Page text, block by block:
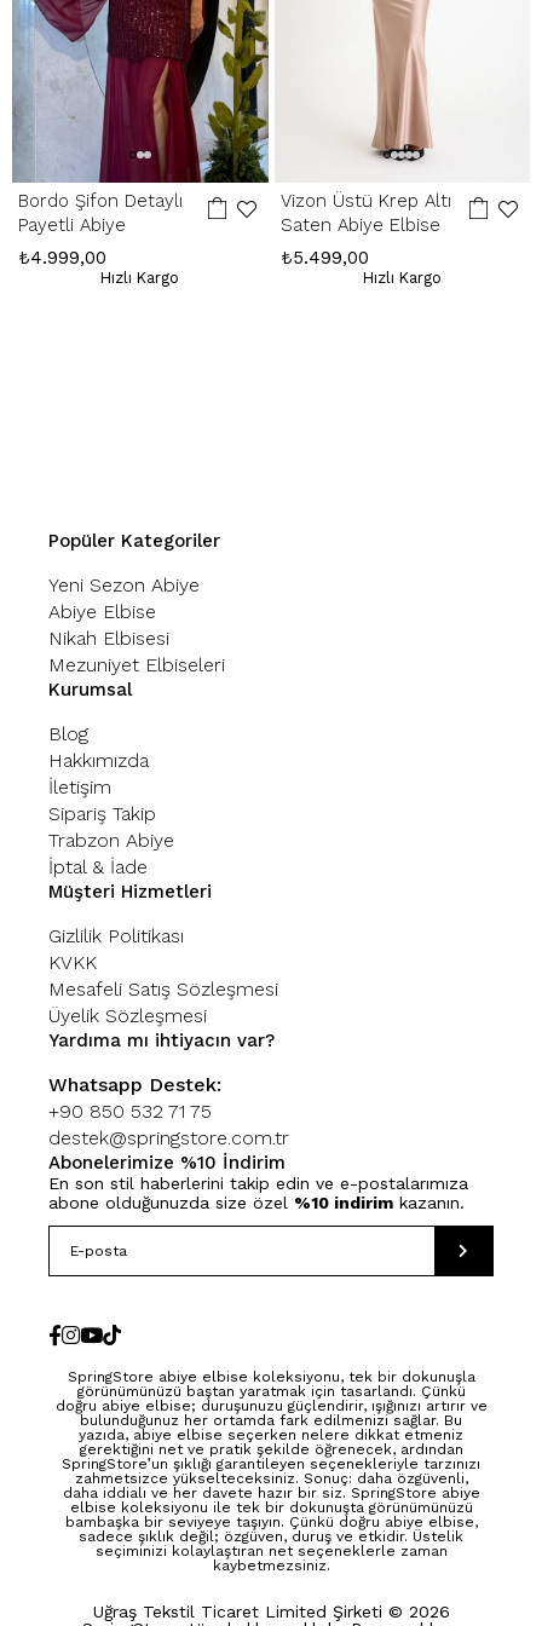
Bordo Şifon Detaylı
Payetli Abiye
₺4.999,00
Hızlı Kargo
Vizon Üstü Krep Altı
Saten Abiye Elbise
₺5.499,00
Hızlı Kargo
Popüler Kategoriler
Yeni Sezon Abiye
Abiye Elbise
Nikah Elbisesi
Mezuniyet Elbiseleri
Kurumsal
Blog
Hakkımızda
İletişim
Sipariş Takip
Trabzon Abiye
İptal & İade
Müşteri Hizmetleri
Gizlilik Politikası
KVKK
Mesafeli Satış Sözleşmesi
Üyelik Sözleşmesi
Yardıma mı ihtiyacın var?
Whatsapp Destek:
+90 850 532 71 75
destek@springstore.com.tr
Abonelerimize %10 İndirim
En son stil haberlerini takip edin ve e-postalarımıza
abone olduğunuzda size özel %10 indirim kazanın.
SpringStore abiye elbise koleksiyonu, tek bir dokunuşla
görünümünüzü baştan yaratmak için tasarlandı. Çünkü
doğru abiye elbise; duruşunuzu güçlendirir, ışığınızı artırır ve
bulunduğunuz her ortamda fark edilmenizi sağlar. Bu
yazıda, abiye elbise seçerken nelere dikkat etmeniz
gerektiğini net ve pratik şekilde öğrenecek, ardından
SpringStore’un şıklığı garantileyen seçenekleriyle tarzınızı
zahmetsizce yükselteceksiniz. Sonuç: daha özgüvenli,
daha iddialı ve her davete hazır bir siz. SpringStore abiye
elbise koleksiyonu ile tek bir dokunuşta görünümünüzü
bambaşka bir seviyeye taşıyın. Çünkü doğru abiye elbise,
sadece şıklık değil; özgüven, duruş ve etkidir. Üstelik
seçiminizi kolaylaştıran net seçeneklerle zaman
kaybetmezsiniz.
Uğraş Tekstil Ticaret Limited Şirketi © 2026